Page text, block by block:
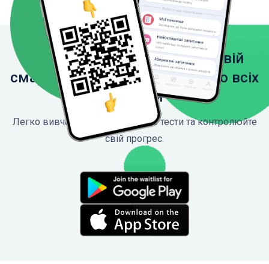
Завантажте застосунок на свій
смартфон, щоб мати доступ до всіх
функцій
Легко вивчайте ПДР, проходьте тести та контролюйте
свій прогрес.